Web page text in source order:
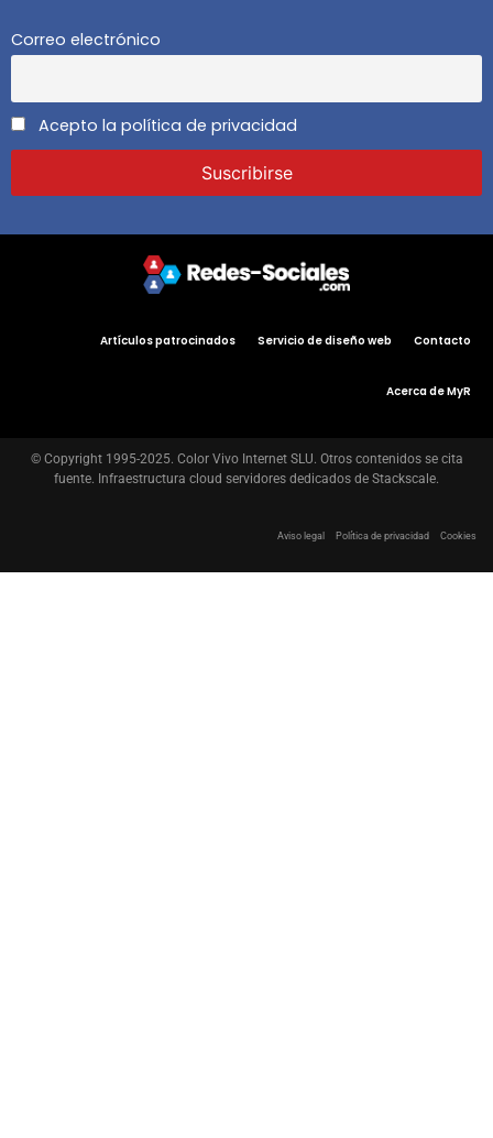
Correo electrónico
Acepto la política de privacidad
Artículos patrocinados Servicio de diseño web Contacto
Acerca de MyR
© Copyright 1995-2025. Color Vivo Internet SLU. Otros contenidos se cita
fuente. Infraestructura cloud servidores dedicados de Stackscale.
Aviso legal Política de privacidad Cookies